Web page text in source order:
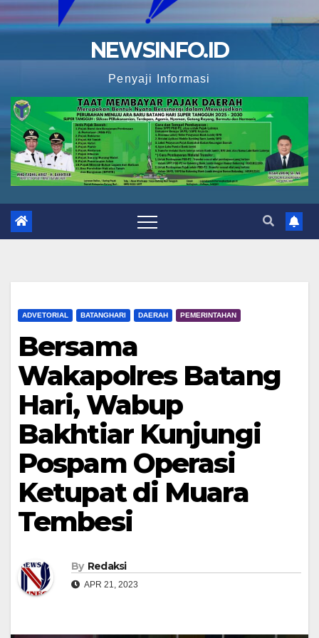
NEWSINFO.ID
Penyaji Informasi
ADVETORIAL BATANGHARI DAERAH PEMERINTAHAN
Bersama
Wakapolres Batang
Hari, Wabup
Bakhtiar Kunjungi
Pospam Operasi
Ketupat di Muara
Tembesi
By Redaksi
APR 21, 2023